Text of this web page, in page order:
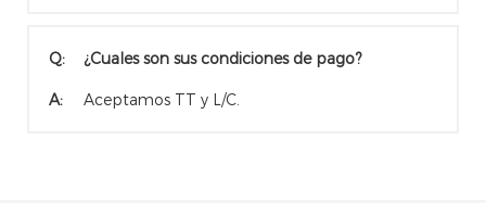
Q: ¿Cuales son sus condiciones de pago?
A: Aceptamos TT y L/C.